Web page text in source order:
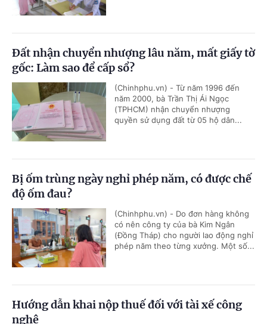
Đất nhận chuyển nhượng lâu năm, mất giấy tờ
gốc: Làm sao để cấp sổ?
(Chinhphu.vn) - Từ năm 1996 đến
năm 2000, bà Trần Thị Ái Ngọc
(TPHCM) nhận chuyển nhượng
quyền sử dụng đất từ 05 hộ dân...
Bị ốm trùng ngày nghỉ phép năm, có được chế
độ ốm đau?
(Chinhphu.vn) - Do đơn hàng không
có nên công ty của bà Kim Ngân
(Đồng Tháp) cho người lao động nghỉ
phép năm theo từng xưởng. Một số...
Hướng dẫn khai nộp thuế đối với tài xế công
nghệ